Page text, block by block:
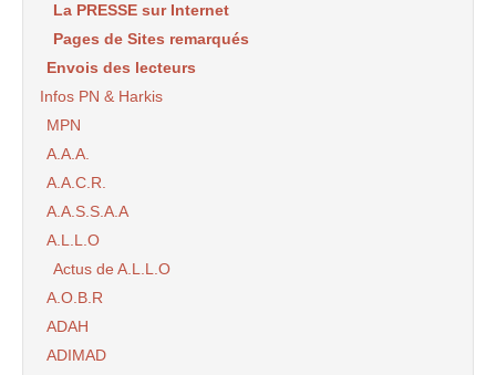
La PRESSE sur Internet
Pages de Sites remarqués
Envois des lecteurs
Infos PN & Harkis
MPN
A.A.A.
A.A.C.R.
A.A.S.S.A.A
A.L.L.O
Actus de A.L.L.O
A.O.B.R
ADAH
ADIMAD